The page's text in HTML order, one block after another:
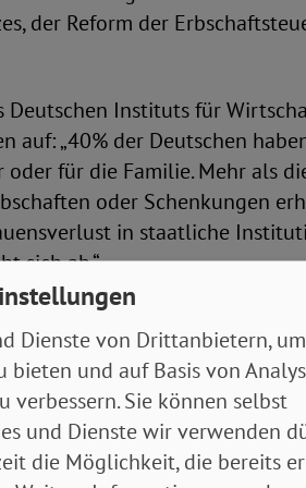
der Reform der
Deutschen Instituts für
auf: „40% der Deutschen
oder für die Familie. Mehr als
oder Schenkungen
in staatliche
sich ab.“
„Die nötigen Stärken für die
verankert: Offenheit und
Außerdem braucht es starke
und dazu resiliente
Dienste von Drittanbietern,
bieten und auf Basis von
verbessern. Sie können selbst
und Dienste wir verwenden
die Möglichkeit, die bereits